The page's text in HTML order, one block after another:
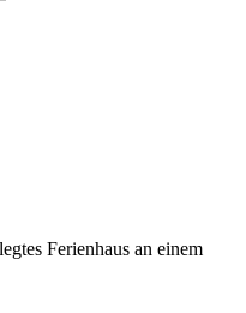
Ferienhaus an einem